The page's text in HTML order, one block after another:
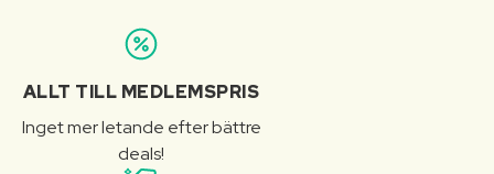
ALLT TILL MEDLEMSPRIS
Inget mer letande efter bättre
deals!